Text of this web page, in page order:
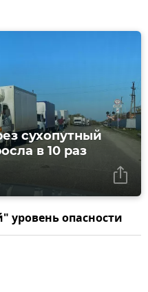
сухопутный
в 10 раз
опасности